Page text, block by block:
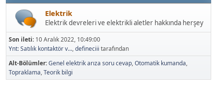
Elektrik
Elektrik devreleri ve elektrikli aletler hakkında herşey
Son ileti: 10 Aralık 2022, 10:49:00
Ynt: Satılık kontaktör v...,defineciii tarafından
Alt-Bölümler Genel elektrik arıza soru cevap Otomatik kumanda
Topraklama Teorik bilgi